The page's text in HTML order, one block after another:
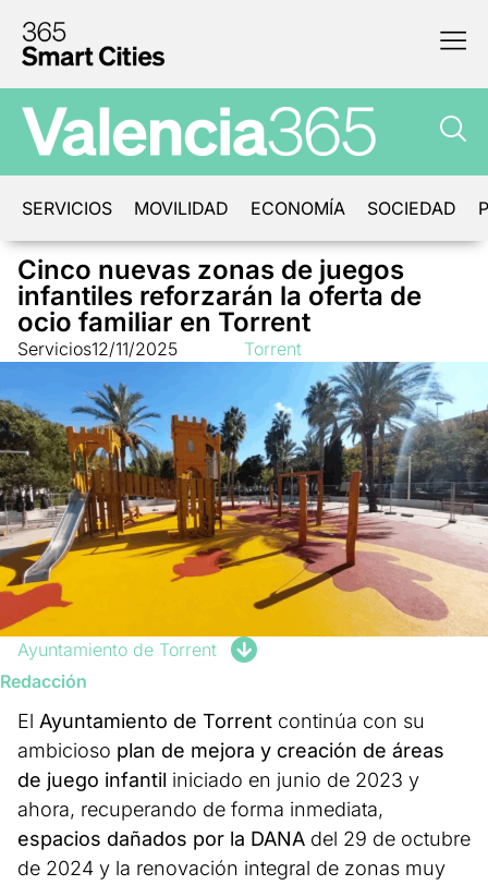
SERVICIOS MOVILIDAD ECONOMÍA SOCIEDAD
Cinco nuevas zonas de juegos
infantiles reforzarán la oferta de
ocio familiar en Torrent
Servicios12/11/2025 Torrent
Ayuntamiento de Torrent
Redacción
El Ayuntamiento de Torrent continúa con su
ambicioso plan de mejora y creación de áreas
de juego infantil iniciado en junio de 2023 y
ahora, recuperando de forma inmediata,
espacios dañados por la DANA del 29 de octubre
de 2024 y la renovación integral de zonas muy